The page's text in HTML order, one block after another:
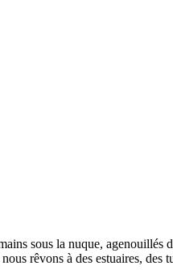
sous la nuque, agenouillés
rêvons à des estuaires, des